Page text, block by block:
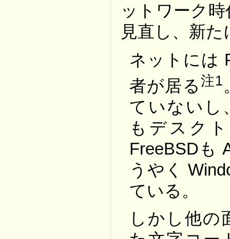
ットワーク
見直し、新
ネットには
者が居る注1
ていないし
もデスク
FreeBSDも
うやく
ている。
しかし他の